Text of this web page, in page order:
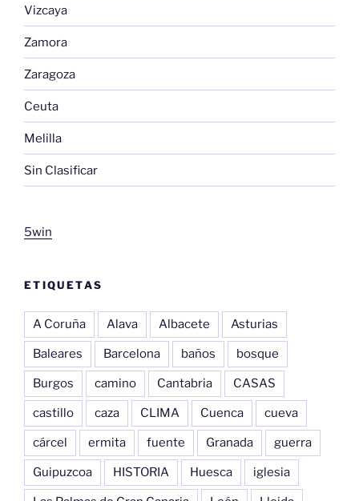
Vizcaya
Zamora
Zaragoza
Ceuta
Melilla
Sin Clasificar
5win
ETIQUETAS
A Coruña Alava Albacete Asturias
Baleares Barcelona baños bosque
Burgos camino Cantabria CASAS
castillo caza CLIMA Cuenca cueva
cárcel ermita fuente Granada guerra
Guipuzcoa HISTORIA Huesca iglesia